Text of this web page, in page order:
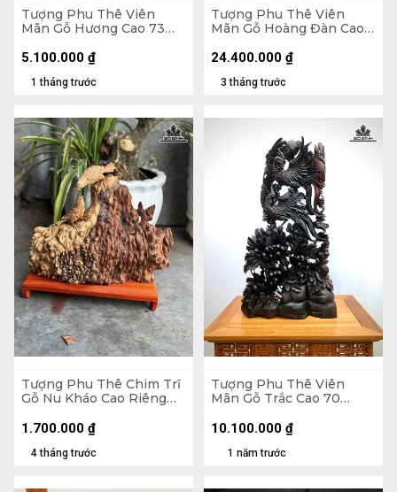
Tượng Phu Thê Viên
Mãn Gỗ Hương Cao 73
1 tháng trước
5.100.000 ₫
Tượng Phu Thê Viên
Mãn Gỗ Hoàng Đàn Cao
Tủ Cao 60 Ngang 55 Sâu
3 tháng trước
24.400.000 ₫
Tượng Phu Thê Chim Trĩ
Gỗ Nu Kháo Cao Riêng
8 (cm)
4 tháng trước
1.700.000 ₫
Tượng Phu Thê Viên
Mãn Gỗ Trắc Cao 70
1 năm trước
10.100.000 ₫